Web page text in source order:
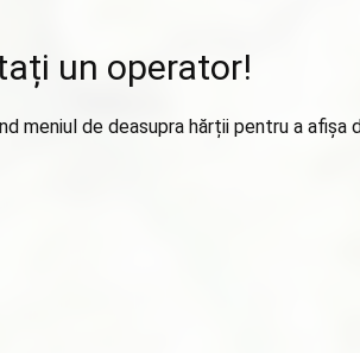
un operator!
meniul de deasupra hărții pentru a afișa